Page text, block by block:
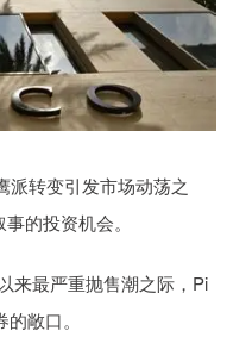
转变引发市场动荡之
的投资机会。
最严重抛售潮之际，Pi
敞口。